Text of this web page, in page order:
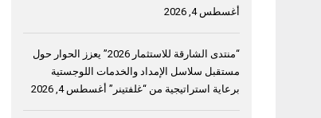
أغسطس 4, 2026
“منتدى الشارقة للاستثمار 2026” يعزز الحوار حول
مستقبل سلاسل الإمداد والخدمات اللوجستية
برعاية استراتيجية من “غلفتينر” أغسطس 4, 2026